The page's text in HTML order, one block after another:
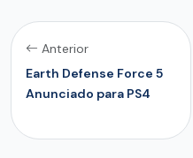
Anterior
Earth Defense Force 5
Anunciado para PS4